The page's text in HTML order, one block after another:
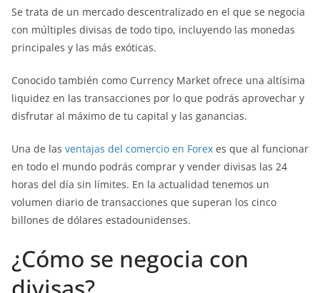
Se trata de un mercado descentralizado en el que se negocia
con múltiples divisas de todo tipo, incluyendo las monedas
principales y las más exóticas.
Conocido también como Currency Market ofrece una altísima
liquidez en las transacciones por lo que podrás aprovechar y
disfrutar al máximo de tu capital y las ganancias.
Una de las ventajas del comercio en Forex es que al funcionar
en todo el mundo podrás comprar y vender divisas las 24
horas del día sin límites. En la actualidad tenemos un
volumen diario de transacciones que superan los cinco
billones de dólares estadounidenses.
¿Cómo se negocia con